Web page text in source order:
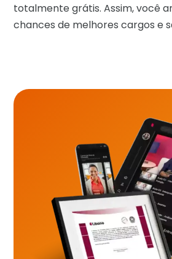
totalmente grátis. Assim, você
chances de melhores cargos e